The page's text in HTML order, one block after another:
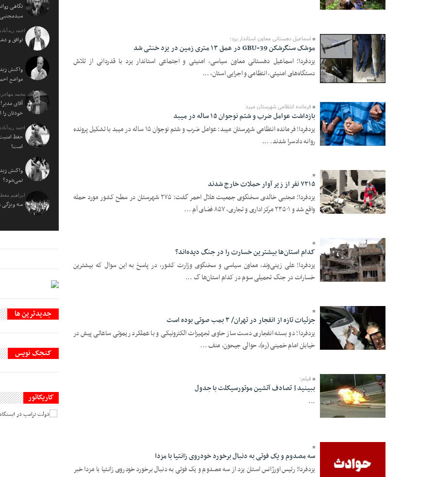
07 Ordibehesht 1405 -
04 Ordibehesht 1405 -
اسماعیل دهستانی معاون استاندار یزد؛
موشک سنگرشکن GBU‑39 در عمق ۱۳ متری زمین در یزد خنثی شد
یزدفردا؛ اسماعیل دهستانی معاون سیاسی، امنیتی و اجتماعی استاندار یزد با قدردانی از تلاش
دستگاه‌های امنیتی، انتظامی و اجرایی استان، ...
01 Ordibehesht 1405 -
فرمانده انتظامی شهرستان میبد:
بازداشت عوامل ضرب و شتم نوجوان ۱۵ ساله در میبد
یزدفردا؛ فرمانده انتظامی شهرستان میبد: عوامل ضرب و شتم نوجوان ۱۵ ساله در میبد با تشکیل پرونده
روانه دادسرا شدند. ...
26 Farvardin 1405 -
۷۲۱۵ نفر از زیر آوار حملات خارج شدند
یزدفردا؛ مجتبی خالدی سخنگوی جمعیت هلال احمر گفت: ۲۷۵ شهرستان در سطح کشور مورد حمله
واقع شد و ۲۳۵۰۱ مرکز اداری و تجاری، ۸۵۷ فضای آم ...
26 Farvardin 1405 -
کدام استان‌ها بیشترین خسارت را در جنگ دیده‌اند؟
یزدفردا؛ علی زینی‌وند، معاون سیاسی و سخنگوی وزارت کشور، در پاسخ به این سوال که بیشترین
خسارات در جنگ تحمیلی سوم در کدام استان‌ها گ ...
26 Farvardin 1405 -
جزئیات تازه از انفجار در تهران/ ۳ بمب صوتی بوده است
یزدفردا؛ دو بسته انفجاری دست ساز حاوی تجهیزات الکترونیکی و با عملکرد ریموتی ساعاتی پیش در
خیابان امام خمینی (ره)، حوالی جیحون، منف ...
23 Farvardin 1405 -
فیلم؛
ببینید| تصادف آتشین موتورسیکلت با جدول
...
سه مصدوم و یک فوتی به دنبال برخورد خودروی زانتیا با مزدا
یزدفردا؛ رئیس اورژانس استان یزد از سه مصدوم و یک فوتی به دنبال برخورد خودروی زانتیا با مزدا خبر
نگاهی
احمد
توافق و
واکنش
مواضع احمدی
محمد
آقای
خودتان
احمد
حفظ
است!
واکنش
نمی‌شود؟
ابراهیم
سه ویژگی
جديدترين ها
کنجک نویس
کاریکاتور